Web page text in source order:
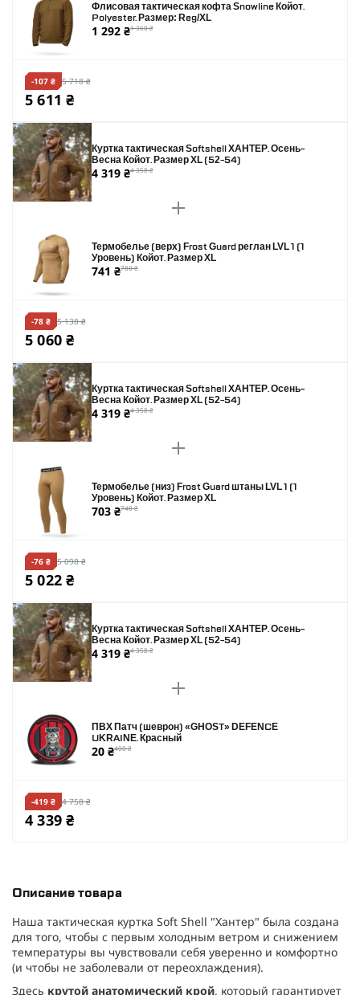
Описание товара
Наша тактическая куртка Soft Shell "Хантер" была создана
для того, чтобы с первым холодным ветром и снижением
температуры вы чувствовали себя уверенно и комфортно
(и чтобы не заболевали от переохлаждения).
Здесь крутой анатомический крой, который гарантирует
Флисовая тактическая кофта Snowline Койот.
Polyester. Размер: Reg/XL
1 292 ₴1 360 ₴
-107 ₴ 5 718 ₴
5 611 ₴
Куртка тактическая Softshell ХАНТЕР. Осень-
Весна Койот. Размер XL (52-54)
4 319 ₴4 358 ₴
Термобелье (верх) Frost Guard реглан LVL 1 (1
Уровень) Койот. Размер XL
741 ₴780 ₴
-78 ₴ 5 138 ₴
5 060 ₴
Куртка тактическая Softshell ХАНТЕР. Осень-
Весна Койот. Размер XL (52-54)
4 319 ₴4 358 ₴
Термобелье (низ) Frost Guard штаны LVL 1 (1
Уровень) Койот. Размер XL
703 ₴740 ₴
-76 ₴ 5 098 ₴
5 022 ₴
Куртка тактическая Softshell ХАНТЕР. Осень-
Весна Койот. Размер XL (52-54)
4 319 ₴4 358 ₴
ПВХ Патч (шеврон) «GHOST» DEFENCE
UKRAINE. Красный
20 ₴400 ₴
-419 ₴ 4 758 ₴
4 339 ₴